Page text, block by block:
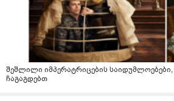
შეშლილი იმპერატრიცების
ჩაგაგდებთ